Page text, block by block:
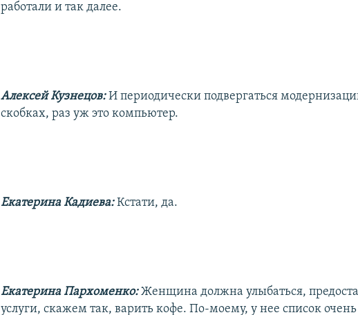
работали и так далее.
Алексей Кузнецов:И периодически подвергаться
скобках, раз уж это компьютер.
Екатерина Кадиева:Кстати, да.
Екатерина Пархоменко:Женщина должна улыбаться,
услуги, скажем так, варить кофе. По-моему, у нее список